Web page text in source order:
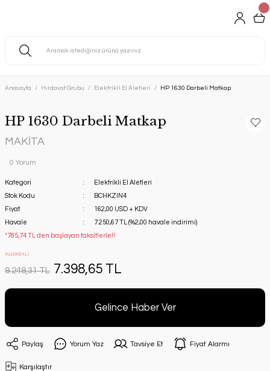
Anasayfa Hırdavat Grubu Elektrikli El Aletleri HP 1630 Darbeli Matkap
HP 1630 Darbeli Matkap
MAKİTA
0 Yorum
Kategori
Elektrikli El Aletleri
Stok Kodu
BCHKZIN4
Fiyat
162,00 USD + KDV
Havale
7.250,67 TL (%2,00 havale indirimi)
*785,74 TL den başlayan taksitlerle!!
İNDİRİMLİ
9.248,31 TL 7.398,65 TL
Gelince Haber Ver
Paylaş Yorum Yaz Tavsiye Et Fiyat Alarmı
Karşılaştır